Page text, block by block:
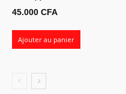
45.000 CFA
Ajouter au panier